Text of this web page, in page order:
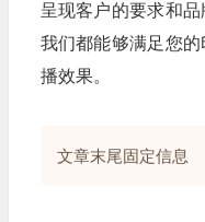
呈现客户的要求和
我们都能够满足您
播效果。
文章末尾固定信息